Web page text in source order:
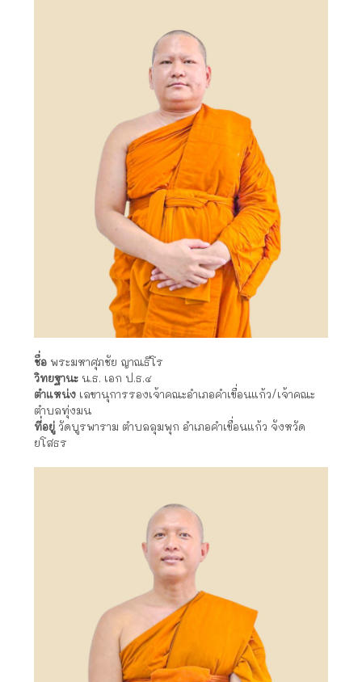
ชื่อ พระมหาศุภชัย ญาณธีโร
วิทยฐานะ น.ธ. เอก ป.ธ.๔
ตำแหน่ง เลขานุการรองเจ้าคณะอำเภอคำเขื่อนแก้ว/เจ้าคณะ
ตำบลทุ่งมน
ที่อยู่ วัดบูรพาราม ตำบลลุมพุก อำเภอคำเขื่อนแก้ว จังหวัด
ยโสธร